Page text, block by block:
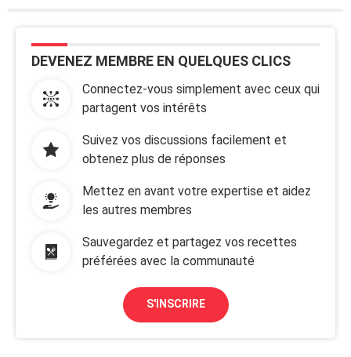
DEVENEZ MEMBRE EN QUELQUES CLICS
Connectez-vous simplement avec ceux qui
partagent vos intérêts
Suivez vos discussions facilement et
obtenez plus de réponses
Mettez en avant votre expertise et aidez
les autres membres
Sauvegardez et partagez vos recettes
préférées avec la communauté
S'INSCRIRE